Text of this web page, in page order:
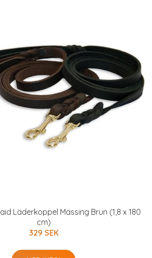
Läderkoppel Mässing Brun (1,8 x 180
cm)
329 SEK